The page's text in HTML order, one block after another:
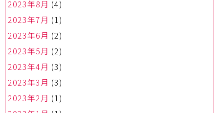
2023年8月 (4)
2023年7月 (1)
2023年6月 (2)
2023年5月 (2)
2023年4月 (3)
2023年3月 (3)
2023年2月 (1)